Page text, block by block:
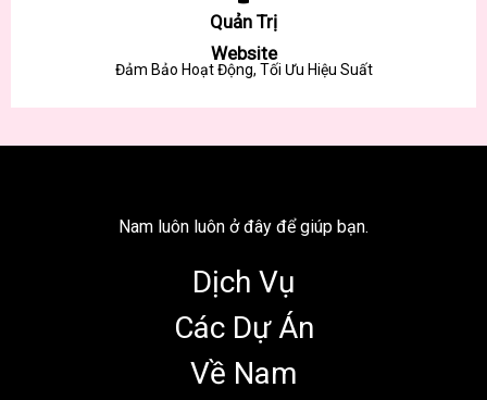
Quản Trị
Website
Đảm Bảo Hoạt Động, Tối Ưu Hiệu Suất
Nam luôn luôn ở đây để giúp bạn.
Dịch Vụ
Các Dự Án
Về Nam